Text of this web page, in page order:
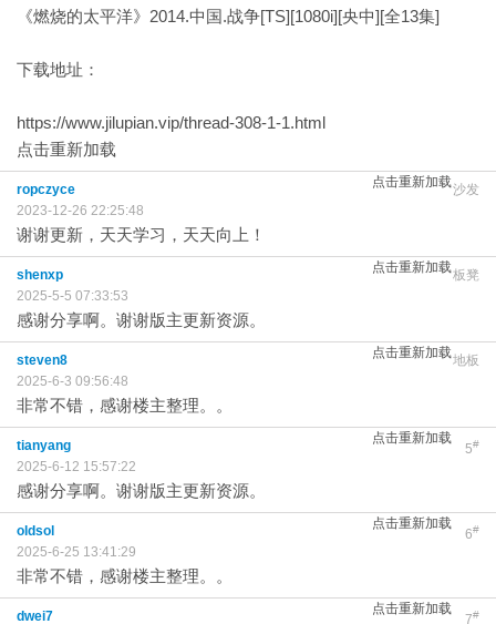
《燃烧的太平洋》2014.中国.战争[TS][1080i][央中][全13集]
下载地址：
https://www.jilupian.vip/thread-308-1-1.html
点击重新加载
点击重新加载沙发
ropczyce
2023-12-26 22:25:48
谢谢更新，天天学习，天天向上！
点击重新加载板凳
shenxp
2025-5-5 07:33:53
感谢分享啊。谢谢版主更新资源。
点击重新加载地板
steven8
2025-6-3 09:56:48
非常不错，感谢楼主整理。。
点击重新加载
5#
tianyang
2025-6-12 15:57:22
感谢分享啊。谢谢版主更新资源。
点击重新加载
6#
oldsol
2025-6-25 13:41:29
非常不错，感谢楼主整理。。
点击重新加载
7#
dwei7